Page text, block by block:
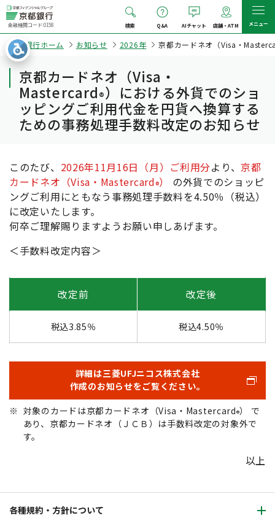
金融機関コード:0158 検索 Q&A AIチャット 店舗・ATM メニュー
京都銀行ホーム お知らせ 2026年 京都カードネオ（Visa・
京都カードネオ（Visa・
Mastercard®）における外貨でのショ
ッピングご利用代金を円貨へ換算する
ための事務処理手数料改定のお知らせ
このたび、 2026年11月16日（月）ご利用分より、京都
カードネオ（Visa・Mastercard®）
の外貨でのショッピ
ングご利用にともなう事務処理手数料を4.50％（税込）
に改定いたします。
何卒ご理解賜りますようお願い申しあげます。
＜手数料改定内容＞
改定前 改定後
税込3.85％ 税込4.50％
詳細は三菱UFJニコス株式会社
作成のお知らせをご覧ください。
※ 対象のカードは京都カードネオ（Visa・Mastercard®） で
あり、京都カードネオ（ＪＣＢ）は手数料改定の対象外で
す。
以上
各種規約・方針について